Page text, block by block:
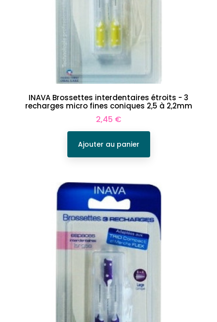
INAVA Brossettes interdentaires étroits - 3
recharges micro fines coniques 2,5 à 2,2mm
Prix
2,45 €
Ajouter au panier